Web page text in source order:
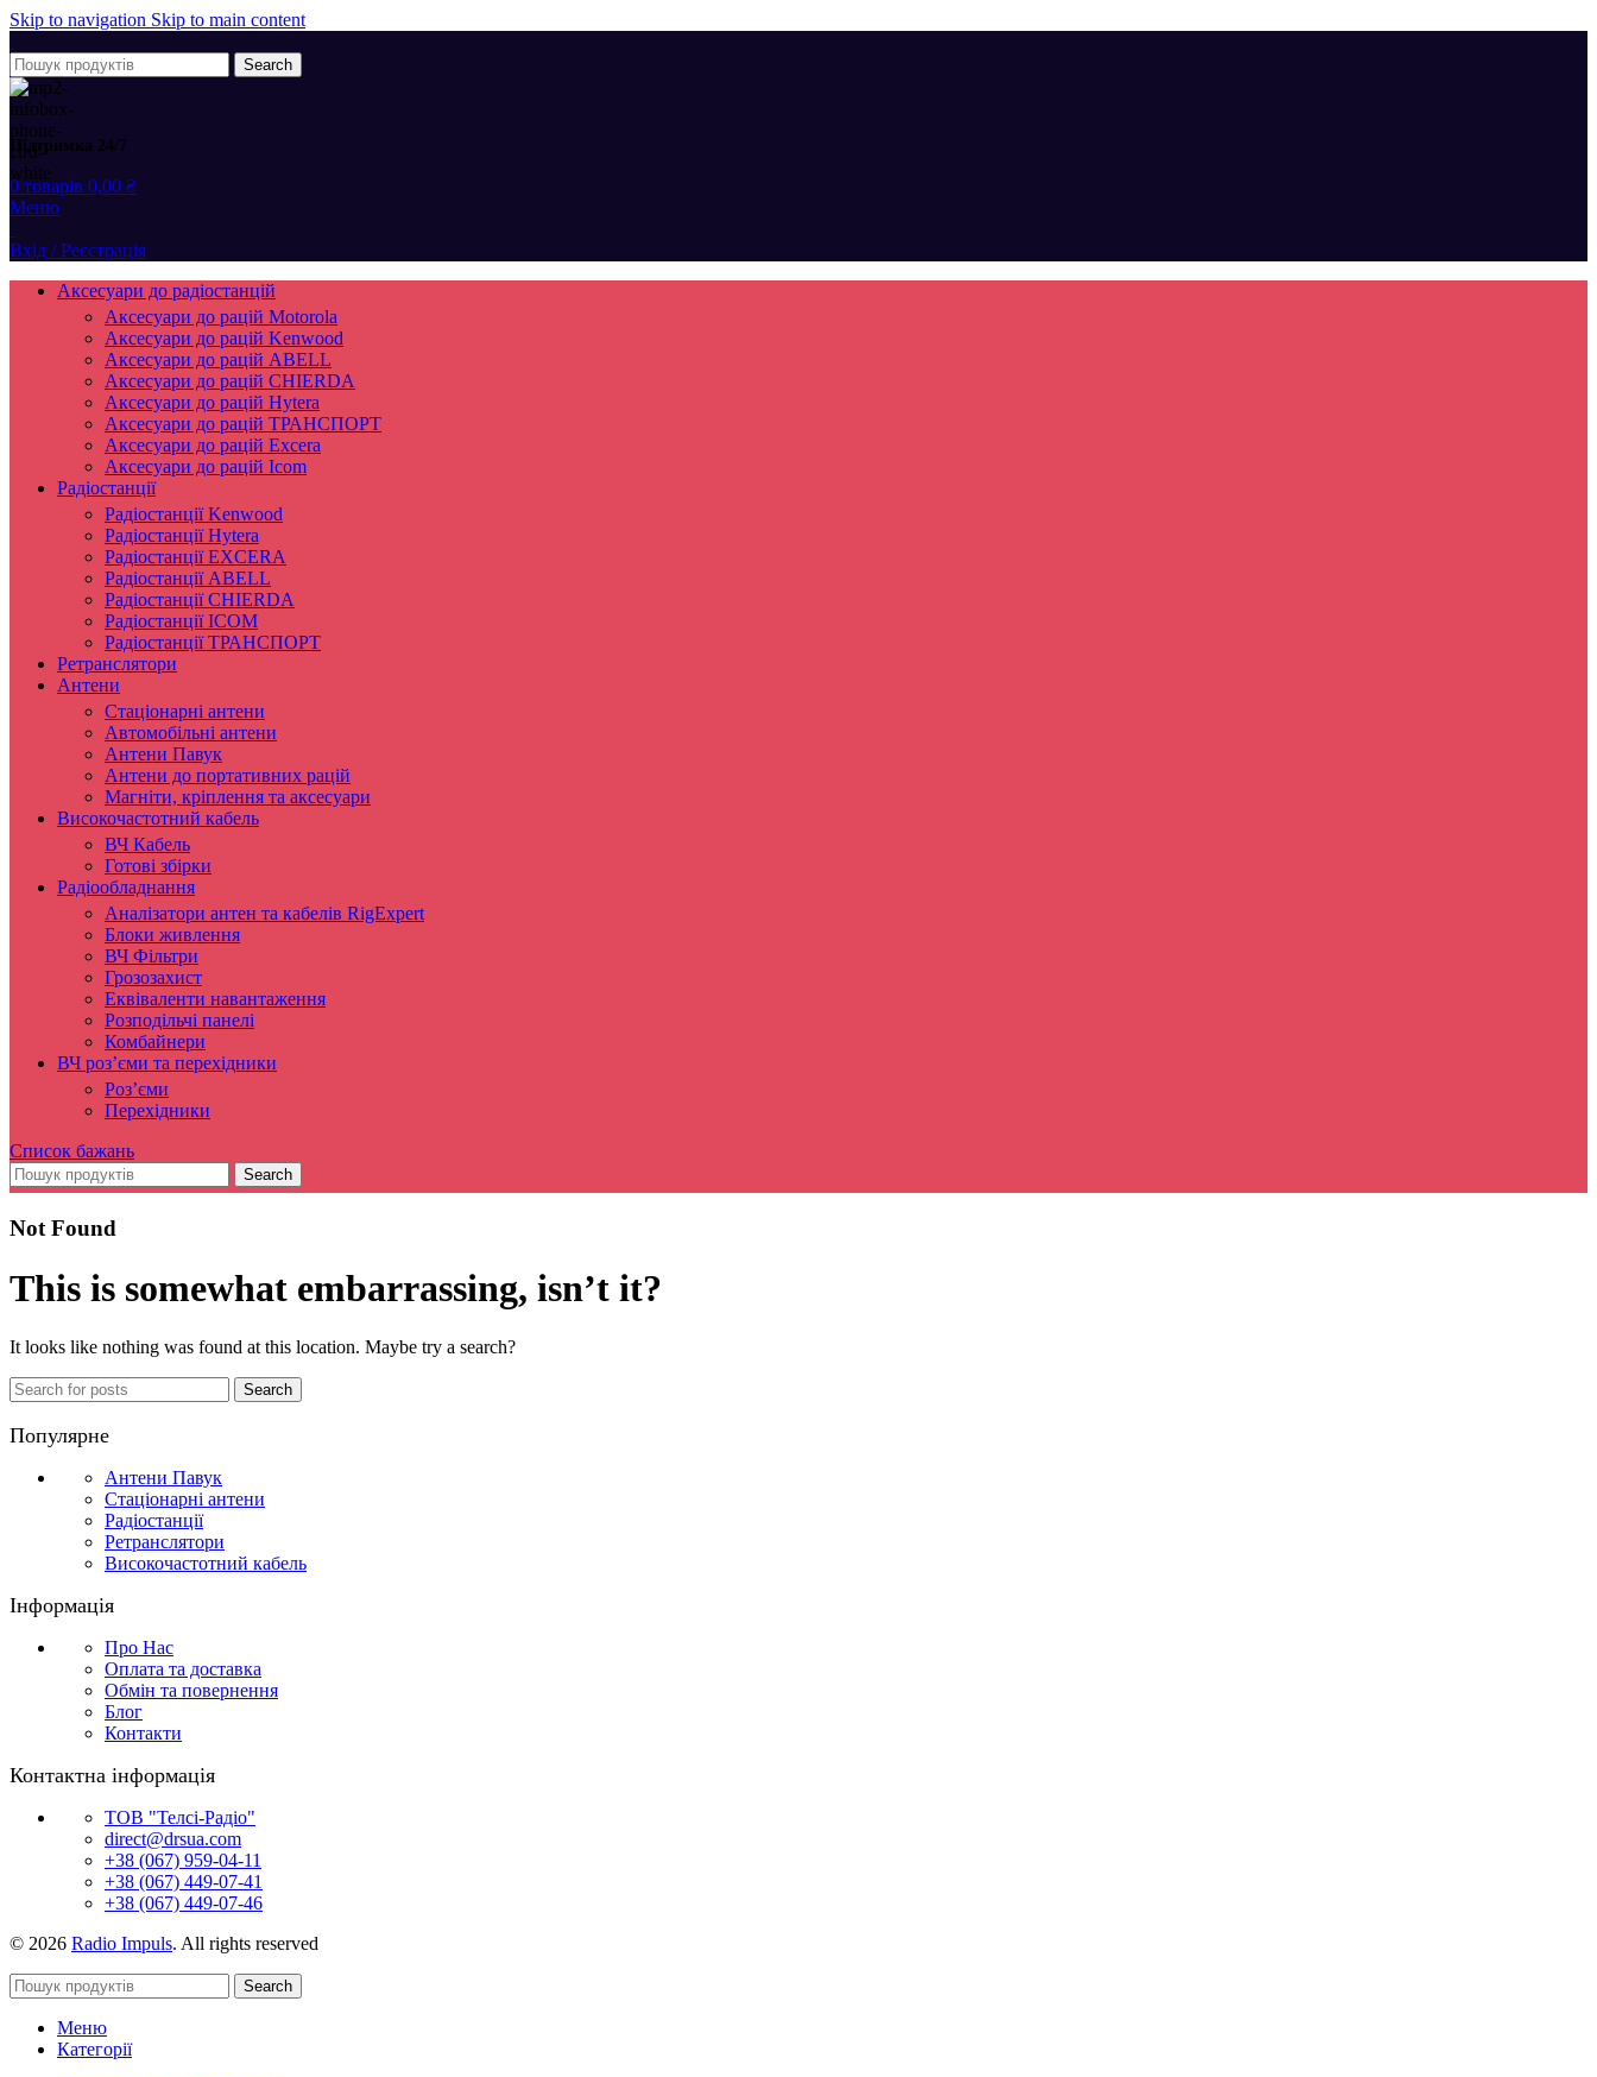
Skip to navigation Skip to main content
Search
Підтримка 24/7
0 товарів 0,00 ₴
Меню
Вхід / Реєстрація
Аксесуари до радіостанцій
Аксесуари до рацій Motorola
Аксесуари до рацій Kenwood
Аксесуари до рацій ABELL
Аксесуари до рацій CHIERDA
Аксесуари до рацій Hytera
Аксесуари до рацій ТРАНСПОРТ
Аксесуари до рацій Excera
Аксесуари до рацій Icom
Радіостанції
Радіостанції Kenwood
Радіостанції Hytera
Радіостанції EXCERA
Радіостанції ABELL
Радіостанції CHIERDA
Радіостанції ICOM
Радіостанції ТРАНСПОРТ
Ретранслятори
Антени
Стаціонарні антени
Автомобільні антени
Антени Павук
Антени до портативних рацій
Магніти, кріплення та аксесуари
Високочастотний кабель
ВЧ Кабель
Готові збірки
Радіообладнання
Аналізатори антен та кабелів RigExpert
Блоки живлення
ВЧ Фільтри
Грозозахист
Еквіваленти навантаження
Розподільчі панелі
Комбайнери
ВЧ роз’єми та перехідники
Роз’єми
Перехідники
Список бажань
Search
Not Found
This is somewhat embarrassing, isn’t it?
It looks like nothing was found at this location. Maybe try a search?
Search
Популярне
Антени Павук
Стаціонарні антени
Радіостанції
Ретранслятори
Високочастотний кабель
Інформація
Про Нас
Оплата та доставка
Обмін та повернення
Блог
Контакти
Контактна інформація
ТОВ "Телсі-Радіо"
direct@drsua.com
+38 (067) 959-04-11
+38 (067) 449-07-41
+38 (067) 449-07-46
© 2026 Radio Impuls. All rights reserved
Search
Меню
Категорії